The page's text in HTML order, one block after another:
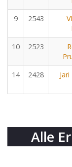
9 2543
10 2523
14 2428
Alle